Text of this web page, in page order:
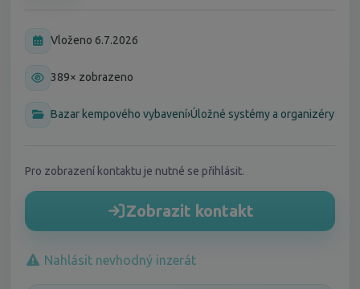
Vloženo 6.7.2026
389× zobrazeno
Bazar kempového vybavení›Úložné systémy a organizéry
Pro zobrazení kontaktu je nutné se přihlásit.
Zobrazit kontakt
Nahlásit nevhodný inzerát